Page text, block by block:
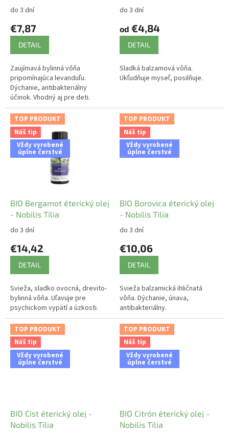
do 3 dní
€7,87
DETAIL
Zaujímavá bylinná vôňa
pripomínajúca levanduľu.
Dýchanie, antibakteriálny
účinok. Vhodný aj pre deti.
do 3 dní
od €4,84
DETAIL
Sladká balzamová vôňa.
Ukľudňuje myseľ, posilňuje.
TOP PRODUKT
Náš tip
Vždy vyrobené
úplne čerstvé
BIO Bergamot éterický olej
- Nobilis Tilia
do 3 dní
€14,42
DETAIL
Svieža, sladko ovocná, drevito-
bylinná vôňa. Uľavuje pre
psychickom vypätí a úzkosti.
TOP PRODUKT
Náš tip
Vždy vyrobené
úplne čerstvé
BIO Borovica éterický olej
- Nobilis Tilia
do 3 dní
€10,06
DETAIL
Svieža balzamická ihličnatá
vôňa. Dýchanie, únava,
antibakteriálny.
TOP PRODUKT
Náš tip
Vždy vyrobené
úplne čerstvé
BIO Cist éterický olej -
Nobilis Tilia
TOP PRODUKT
Náš tip
Vždy vyrobené
úplne čerstvé
BIO Citrón éterický olej -
Nobilis Tilia